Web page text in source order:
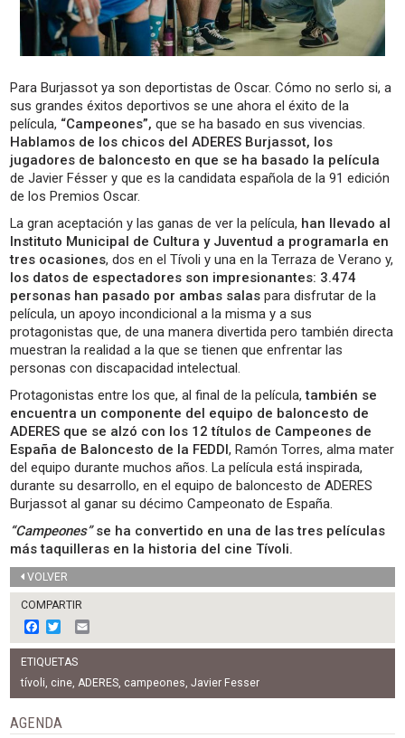
Para Burjassot ya son deportistas de Oscar. Cómo no serlo si, a
sus grandes éxitos deportivos se une ahora el éxito de la
película, “Campeones”, que se ha basado en sus vivencias.
Hablamos de los chicos del ADERES Burjassot, los
jugadores de baloncesto en que se ha basado la película
de Javier Fésser y que es la candidata española de la 91 edición
de los Premios Oscar.
La gran aceptación y las ganas de ver la película, han llevado al
Instituto Municipal de Cultura y Juventud a programarla en
tres ocasiones, dos en el Tívoli y una en la Terraza de Verano y,
los datos de espectadores son impresionantes: 3.474
personas han pasado por ambas salas para disfrutar de la
película, un apoyo incondicional a la misma y a sus
protagonistas que, de una manera divertida pero también directa
muestran la realidad a la que se tienen que enfrentar las
personas con discapacidad intelectual.
Protagonistas entre los que, al final de la película, también se
encuentra un componente del equipo de baloncesto de
ADERES que se alzó con los 12 títulos de Campeones de
España de Baloncesto de la FEDDI, Ramón Torres, alma mater
del equipo durante muchos años. La película está inspirada,
durante su desarrollo, en el equipo de baloncesto de ADERES
Burjassot al ganar su décimo Campeonato de España.
“Campeones”se ha convertido en una de las tres películas
más taquilleras en la historia del cine Tívoli.
VOLVER
COMPARTIR
F
a
c
e
b
o
o
k
w
i
t
t
e
m
l
ETIQUETAS
tívoli, cine,ADERES, campeones,Javier Fesser
AGENDA